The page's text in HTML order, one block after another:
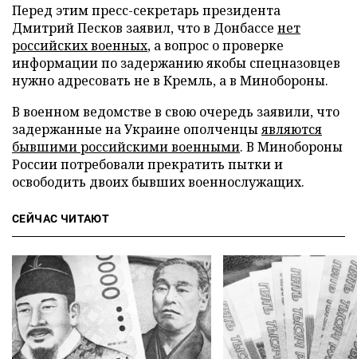
Перед этим пресс-секретарь президента
Дмитрий Песков заявил, что в Донбассе нет
российских военных, а вопрос о проверке
информации по задержанию якобы спецназовцев
нужно адресовать не в Кремль, а в Минобороны.
В военном ведомстве в свою очередь заявили, что
задержанные на Украине ополченцыявляются
бывшими российскими военными. В Минобороны
России потребовали прекратить пытки и
освободить двоих бывших военнослужащих.
СЕЙЧАС ЧИТАЮТ